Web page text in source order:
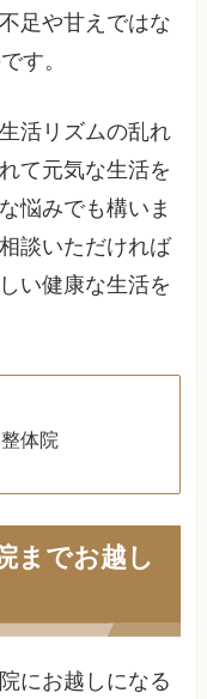
足や甘えではな
す。
活リズムの乱れ
て元気な生活を
悩みでも構いま
談いただければ
い健康な生活を
体院
までお越し
にお越しになる